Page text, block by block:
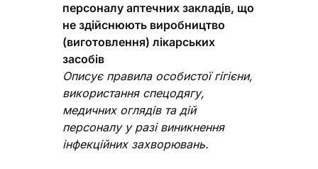
персоналу аптечних закладів, що
не здійснюють виробництво
(виготовлення) лікарських
засобів
Описує правила особистої гігієни,
використання спецодягу,
медичних оглядів та дій
персоналу у разі виникнення
інфекційних захворювань.